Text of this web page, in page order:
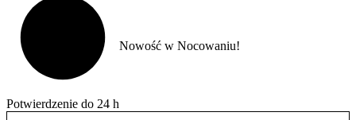
Potwierdzenie do 24 h
Nowość w Nocowaniu!